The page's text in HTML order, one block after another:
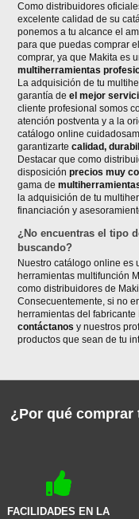
Como distribuidores
excelente calidad de su
ponemos a tu alcance el
para que puedas comprar
comprar, ya que Makita es
multiherramientas
La adquisición de tu
garantía deel mejor
cliente profesional somos
atención postventa y a la
catálogo online
garantizartecalidad,
Destacar que como
disposiciónprecios muy
gama de
la adquisición de tu
financiación y
¿No encuentras el tipo
buscando?
Nuestro catálogo online es
herramientas multifunción
como distribuidores de
Consecuentemente, si no
herramientas del
contáctanos y nuestros
productos que sean de tu
¿Por qué
FACILIDADES EN LA